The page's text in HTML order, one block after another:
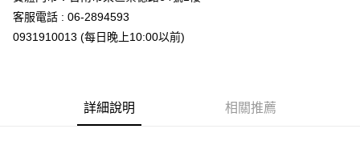
運送方式
付款後全家取貨
客服電話 : 06-2894593
0931910013 (每日晚上10:00以前)
詳細說明 相關推薦